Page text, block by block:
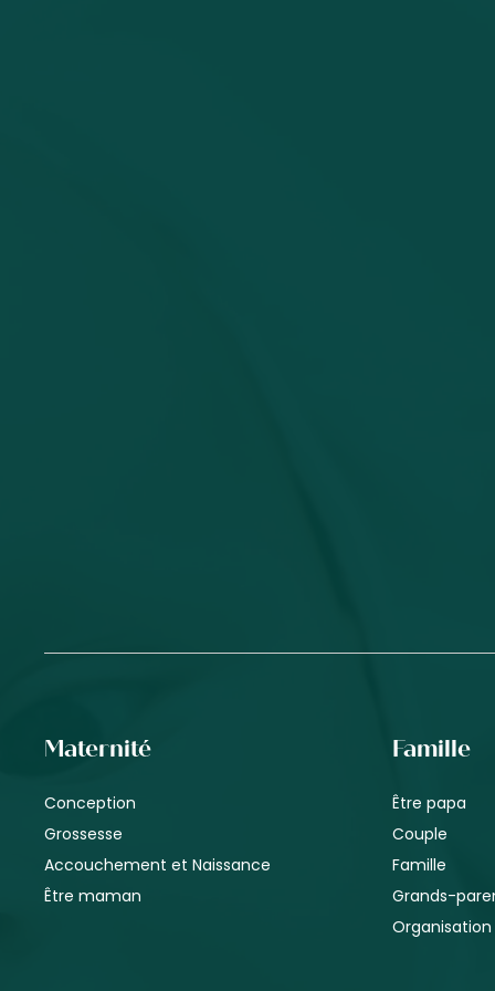
Maternité
Conception
Grossesse
Accouchement et Naissance
Être maman
Famille
Être papa
Couple
Famille
Grands-
Organisation